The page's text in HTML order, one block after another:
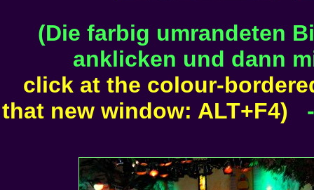
(Die farbig umrandeten
anklicken und dann
click at the colour-
that new window: ALT+F4)